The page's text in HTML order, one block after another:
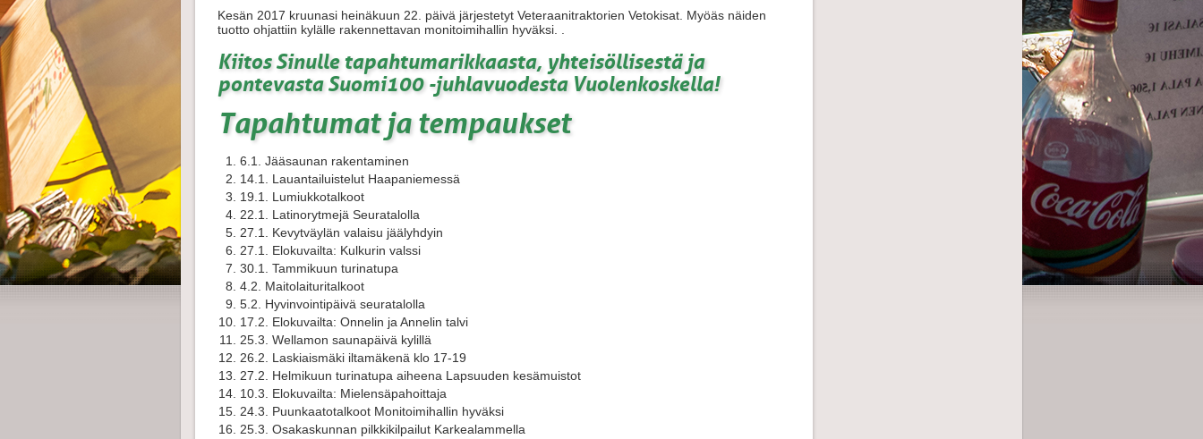
Kesän 2017 kruunasi heinäkuun 22. päivä järjestetyt Veteraanitraktorien Vetokisat. Myöäs näiden
tuotto ohjattiin kylälle rakennettavan monitoimihallin hyväksi. .
Kiitos Sinulle tapahtumarikkaasta, yhteisöllisestä ja
pontevasta Suomi100 -juhlavuodesta Vuolenkoskella!
Tapahtumat ja tempaukset
6.1. Jääsaunan rakentaminen
14.1. Lauantailuistelut Haapaniemessä
19.1. Lumiukkotalkoot
22.1. Latinorytmejä Seuratalolla
27.1. Kevytväylän valaisu jäälyhdyin
27.1. Elokuvailta: Kulkurin valssi
30.1. Tammikuun turinatupa
4.2. Maitolaituritalkoot
5.2. Hyvinvointipäivä seuratalolla
17.2. Elokuvailta: Onnelin ja Annelin talvi
25.3. Wellamon saunapäivä kylillä
26.2. Laskiaismäki iltamäkenä klo 17-19
27.2. Helmikuun turinatupa aiheena Lapsuuden kesämuistot
10.3. Elokuvailta: Mielensäpahoittaja
24.3. Puunkaatotalkoot Monitoimihallin hyväksi
25.3. Osakaskunnan pilkkikilpailut Karkealammella